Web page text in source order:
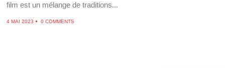
film est un mélange de traditions...
4 MAI 2023 0 COMMENTS